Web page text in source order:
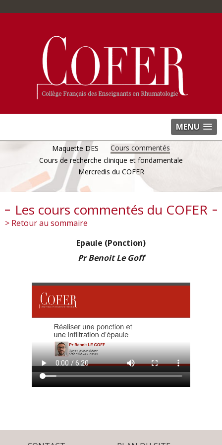
MENU
Maquette DES
Cours commentés
Cours de recherche clinique et fondamentale
Mercredis du COFER
Les cours commentés du COFER
> Retour au sommaire
Epaule (Ponction)
Pr Benoit Le Goff